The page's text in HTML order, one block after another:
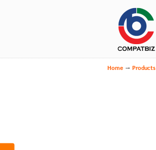
Navigation
Home → Products